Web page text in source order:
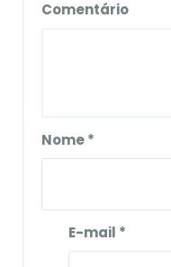
Comentário
Nome*
E-mail *